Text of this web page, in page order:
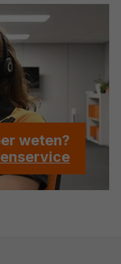
weten?